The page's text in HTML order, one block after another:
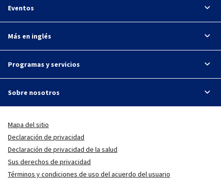
Eventos
Más en inglés
Programas y servicios
Sobre nosotros
Mapa del sitio
Declaración de privacidad
Declaración de privacidad de la salud
Sus derechos de privacidad
Términos y condiciones de uso del acuerdo del usuario